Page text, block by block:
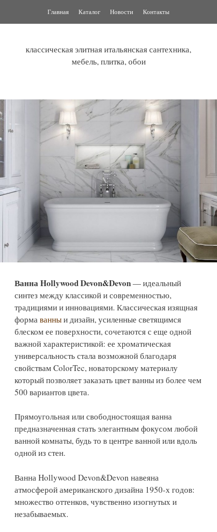
Главная Каталог Новости Контакты
классическая элитная итальянская сантехника,
мебель, плитка, обои
Ванна Hollywood Devon&Devon— идеальный
синтез между классикой и современностью,
традициями и инновациями. Классическая изящная
форма ванныи дизайн, усиленные светящимся
блеском ее поверхности, сочетаются с еще одной
важной характеристикой: ее хроматическая
универсальность стала возможной благодаря
свойствам ColorTec, новаторскому материалу
который позволяет заказать цвет ванны из более чем
500 вариантов цвета.
Прямоугольная или свободностоящая ванна
предназначенная стать элегантным фокусом любой
ванной комнаты, будь то в центре ванной или вдоль
одной из стен.
Ванна Hollywood Devon&Devon навеяна
атмосферой американского дизайна 1950-х годов:
множество оттенков, чувственно изогнутых и
незабываемых.